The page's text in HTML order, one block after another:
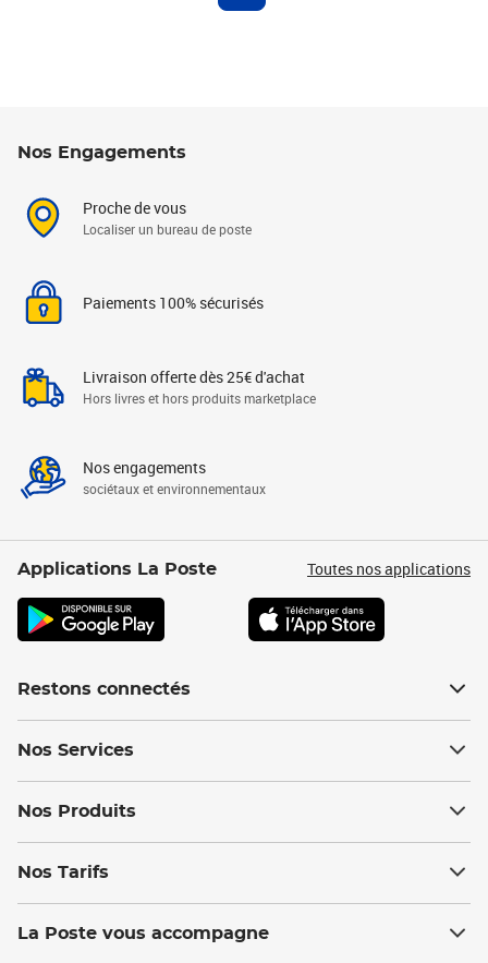
Nos Engagements
Proche de vous
Localiser un bureau de poste
Paiements 100% sécurisés
Livraison offerte dès 25€ d'achat
Hors livres et hors produits marketplace
Nos engagements
sociétaux et environnementaux
Applications La Poste Toutes nos applications
Restons connectés
Nos Services
Nos Produits
Nos Tarifs
La Poste vous accompagne